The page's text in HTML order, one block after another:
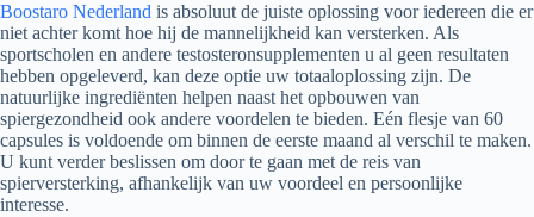
Boostaro Nederland is absoluut de juiste oplossing voor iedereen die er
niet achter komt hoe hij de mannelijkheid kan versterken. Als
sportscholen en andere testosteronsupplementen u al geen resultaten
hebben opgeleverd, kan deze optie uw totaaloplossing zijn. De
natuurlijke ingrediënten helpen naast het opbouwen van
spiergezondheid ook andere voordelen te bieden. Eén flesje van 60
capsules is voldoende om binnen de eerste maand al verschil te maken.
U kunt verder beslissen om door te gaan met de reis van
spierversterking, afhankelijk van uw voordeel en persoonlijke
interesse.